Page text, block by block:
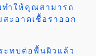
ทำให้คุณสามารถ
ะอาดเชื้อราออก
ะทบต่อพื้นผิวแล้ว